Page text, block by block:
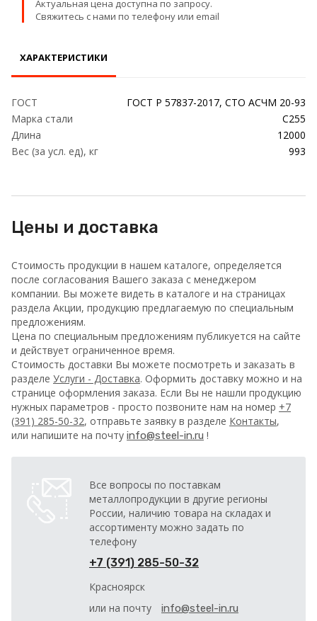
Актуальная цена доступна по запросу.
Свяжитесь с нами по телефону или email
ХАРАКТЕРИСТИКИ
ГОСТ
ГОСТ Р 57837-2017, СТО АСЧМ 20-93
Марка стали
С255
Длина
12000
Вес (за усл. ед), кг
993
Цены и доставка
Стоимость продукции в нашем каталоге, определяется
после согласования Вашего заказа с менеджером
компании. Вы можете видеть в каталоге и на страницах
раздела Акции, продукцию предлагаемую по специальным
предложениям.
Цена по специальным предложениям публикуется на сайте
и действует ограниченное время.
Стоимость доставки Вы можете посмотреть и заказать в
разделе Услуги - Доставка. Оформить доставку можно и на
странице оформления заказа. Если Вы не нашли продукцию
нужных параметров - просто позвоните нам на номер +7
(391) 285-50-32, отправьте заявку в разделе Контакты,
или напишите на почту info@steel-in.ru !
Все вопросы по поставкам
металлопродукции в другие регионы
России, наличию товара на складах и
ассортименту можно задать по
телефону
+7 (391) 285-50-32
Красноярск
или на почту
info@steel-in.ru